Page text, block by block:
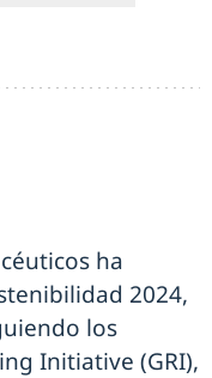
ha
2024,
los
Initiative (GRI),